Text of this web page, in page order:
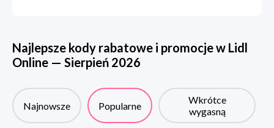
Najlepsze kody rabatowe i promocje w Lidl
Online — Sierpień 2026
Najnowsze Popularne
Wkrótce
wygasną